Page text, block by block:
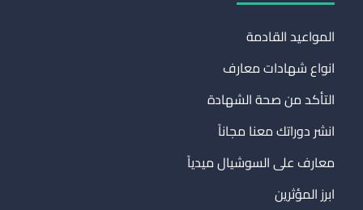
المواعيد القادمة
انواع شهادات معارف
التأكد من صحة الشهادة
انشر دوراتك معنا مجاناً
معارف على السوشيال ميدياً
ابرز المؤثرين